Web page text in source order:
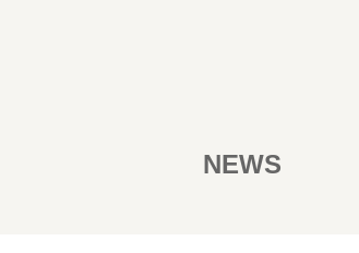
NEWS